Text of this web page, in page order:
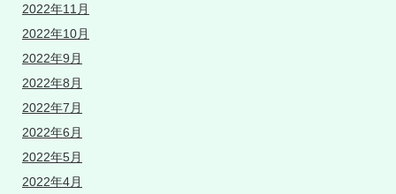
2022年11月
2022年10月
2022年9月
2022年8月
2022年7月
2022年6月
2022年5月
2022年4月